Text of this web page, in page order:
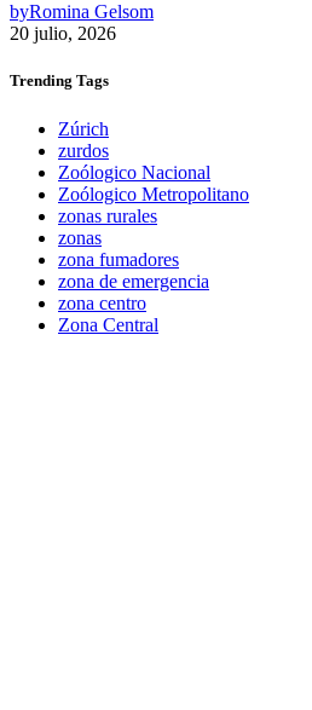
byRomina Gelsom
20 julio, 2026
Trending Tags
Zúrich
zurdos
Zoólogico Nacional
Zoólogico Metropolitano
zonas rurales
zonas
zona fumadores
zona de emergencia
zona centro
Zona Central